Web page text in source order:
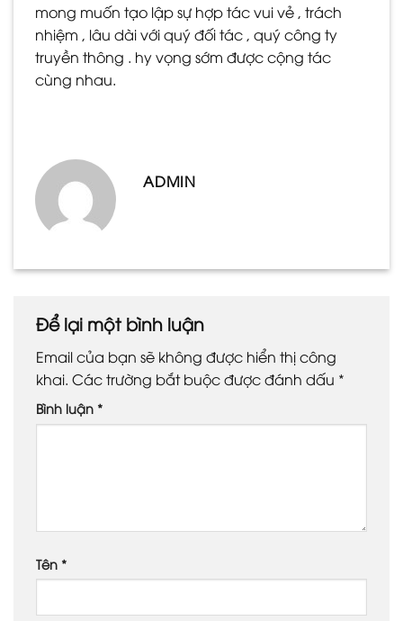
mong muốn tạo lập sự hợp tác vui vẻ , trách
nhiệm , lâu dài với quý đối tác , quý công ty
truyền thông . hy vọng sớm được cộng tác
cùng nhau.
ADMIN
Để lại một bình luận
Email của bạn sẽ không được hiển thị công
khai. Các trường bắt buộc được đánh dấu *
Bình luận *
Tên *